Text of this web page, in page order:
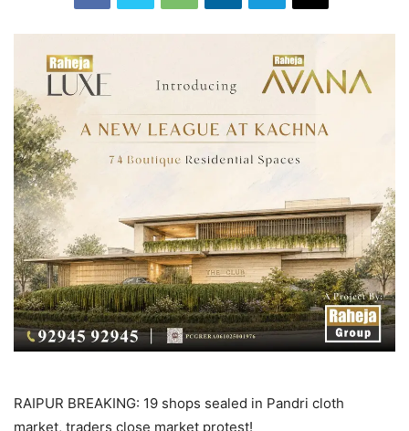
RAIPUR BREAKING: 19 shops sealed in Pandri cloth
market, traders close market protest!